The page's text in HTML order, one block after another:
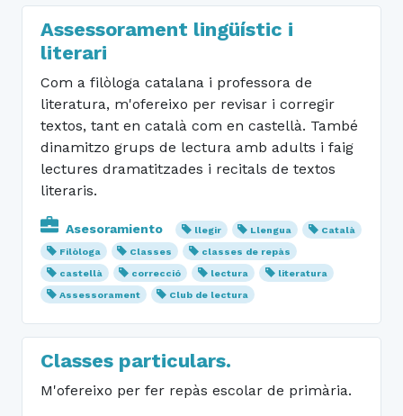
Assessorament lingüístic i
literari
Com a filòloga catalana i professora de
literatura, m'ofereixo per revisar i corregir
textos, tant en català com en castellà. També
dinamitzo grups de lectura amb adults i faig
lectures dramatitzades i recitals de textos
literaris.
Asesoramiento llegir Llengua
Català
Filòloga
Classes
classes de repàs
castellà
correcció lectura
literatura
Assessorament
Club de lectura
Classes particulars.
M'ofereixo per fer repàs escolar de primària.